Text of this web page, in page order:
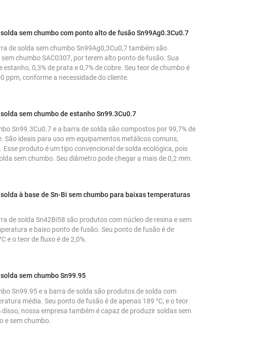
sem chumbo com ponto alto de fusão Sn99Ag0.3Cu0.7
de solda sem chumbo Sn99Ag0,3Cu0,7 também são
chumbo SAC0307, por terem alto ponto de fusão. Sua
estanho, 0,3% de prata e 0,7% de cobre. Seu teor de chumbo é
ppm, conforme a necessidade do cliente.
sem chumbo de estanho Sn99.3Cu0.7
Sn99.3Cu0.7 e a barra de solda são compostos por 99,7% de
São ideais para uso em equipamentos metálicos comuns,
Esse produto é um tipo convencional de solda ecológica, pois
sem chumbo. Seu diâmetro pode chegar a mais de 0,2 mm.
à base de Sn-Bi sem chumbo para baixas temperaturas
de solda Sn42Bi58 são produtos com núcleo de resina e sem
e baixo ponto de fusão. Seu ponto de fusão é de
e o teor de fluxo é de 2,0%.
sem chumbo Sn99.95
Sn99.95 e a barra de solda são produtos de solda com
média. Seu ponto de fusão é de apenas 189 °C, e o teor
disso, nossa empresa também é capaz de produzir soldas sem
e sem chumbo.